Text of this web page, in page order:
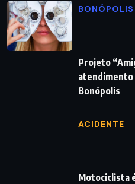
BONÓPOLIS
Projeto
Bonópolis
ACIDENTE
Motociclista